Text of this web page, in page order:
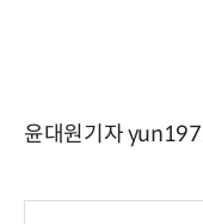
윤대원기자